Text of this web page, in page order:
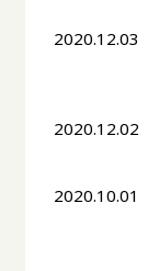
2020.12.03
2020.12.02
2020.10.01